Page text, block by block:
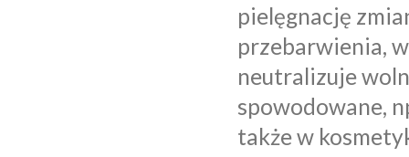
pielęgnację
przebarwienia,
neutralizuje
spowodowane,
także w